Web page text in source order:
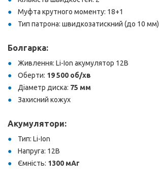
Муфта крутного моменту: 18+1
Тип патрона: швидкозатискний (до 10 мм)
Болгарка:
Живлення: Li-Ion акумулятор 12В
Оберти: 19 500 об/хв
Діаметр диска: 75 мм
Захисний кожух
Акумулятори:
Тип: Li-Ion
Напруга: 12В
Ємність: 1300 мАг